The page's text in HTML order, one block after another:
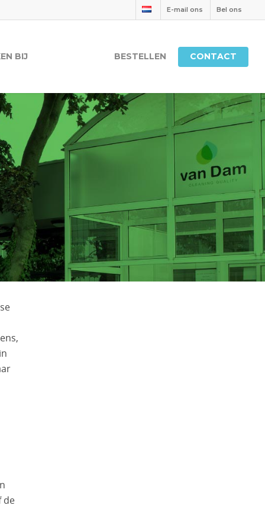
E-mail ons Bel ons
BESTELLEN CONTACT
BIJ
de